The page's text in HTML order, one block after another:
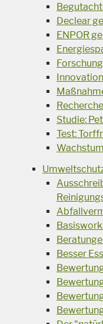
Declear
ENPOR
Studie:
Test:
Besser